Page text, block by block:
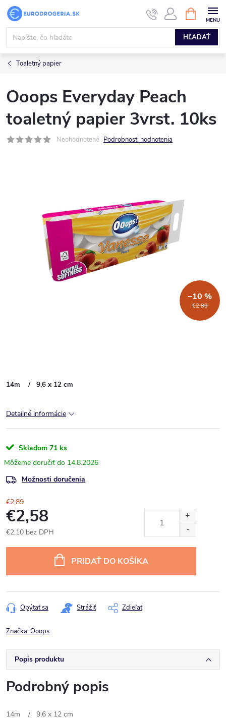
Prejsť
obsah
HĽADAŤ
KOŠÍK
Toaletný papier
Ooops Everyday Peach
toaletný papier 3vrst. 10ks
Neohodnotené Podrobnosti hodnotenia
€2,89
–10 %
14m / 9,6 x 12 cm
Detailné informácie
Skladom 71 ks
14.8.2026
Možnosti doručenia
€2,89
€2,58
€2,10 bez DPH
PRIDAŤ DO KOŠÍKA
Opýtať sa Strážiť Zdieľať
Značka:Ooops
Popis produktu
Podrobný popis
14m / 9,6 x 12 cm